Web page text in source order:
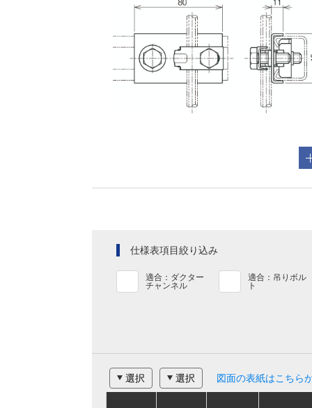
仕様表項目絞り込み
適合：ダクター
チャンネル
適合：吊りボル
ト
選択 選択 図面の表紙はこちら